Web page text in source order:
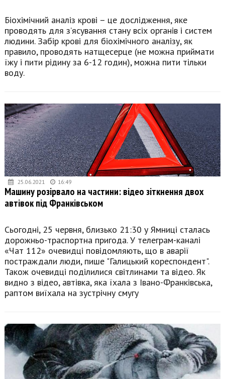
Біохімічний аналіз крові – це дослідження, яке
проводять для з’ясування стану всіх органів і систем
людини. Забір крові для біохімічного аналізу, як
правило, проводять натщесерце (не можна приймати
їжу і пити рідину за 6-12 годин), можна пити тільки
воду.
25.06.2021 16:49
Машину розірвало на частини: відео зіткнення двох
автівок під Франківськом
Сьогодні, 25 червня, близько 21:30 у Ямниці сталась
дорожньо-траспортна пригода. У телеграм-каналі
«Чат 112» очевидці повідомляють, що в аварії
постраждали люди, пише "Галицький кореспондент".
Також очевидці поділилися світлинами та відео. Як
видно з відео, автівка, яка їхала з Івано-Франківська,
раптом виїхала на зустрічну смугу